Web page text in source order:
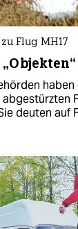
Flug MH17
deuten auf